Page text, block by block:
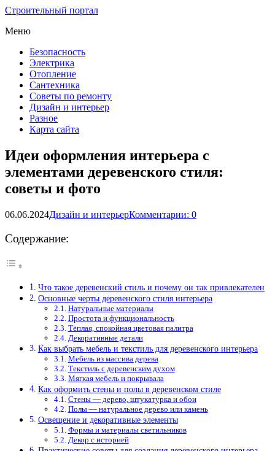
Строительный портал
Меню
Безопасность
Электрика
Отопление
Сантехника
Советы по ремонту
Дизайн и интерьер
Разное
Карта сайта
Идеи оформления интерьера с
элементами деревенского стиля:
советы и фото
06.06.2024Дизайн и интерьерКомментарии: 0
Содержание:
Что такое деревенский стиль и почему он так привлекателен
Основные черты деревенского стиля интерьера
Натуральные материалы
Простота и функциональность
Тёплая, спокойная цветовая палитра
Декоративные детали
Как выбрать мебель и текстиль для деревенского интерьера
Мебель из массива дерева
Текстиль с деревенским духом
Мягкая мебель и покрывала
Как оформить стены и полы в деревенском стиле
Стены — дерево, штукатурка и обои
Полы — натуральное дерево или камень
Освещение и декоративные элементы
Формы и материалы светильников
Декор с историей